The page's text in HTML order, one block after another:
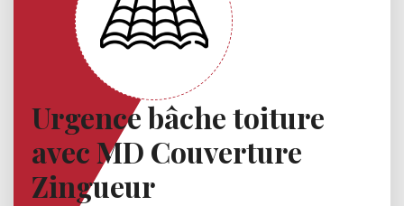
Urgence bâche toiture
avec MD Couverture
Zingueur